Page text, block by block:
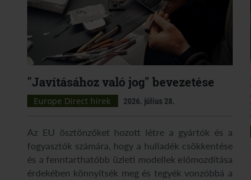
"Javításához való jog" bevezetése
Europe Direct hírek 2026. július 28.
Az EU ösztönzőket hozott létre a gyártók és a
fogyasztók számára, hogy a hulladék csökkentése
és a fenntarthatóbb üzleti modellek előmozdítása
érdekében könnyítsék meg és tegyék vonzóbbá a